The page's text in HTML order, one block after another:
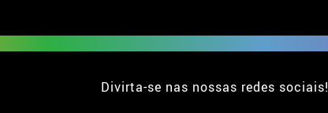
Divirta-se nas nossas redes sociais!